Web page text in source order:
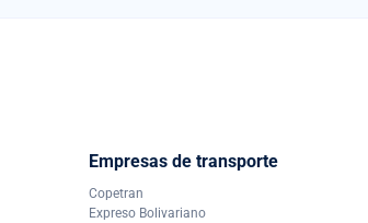
Empresas de transporte
Copetran
Expreso Bolivariano